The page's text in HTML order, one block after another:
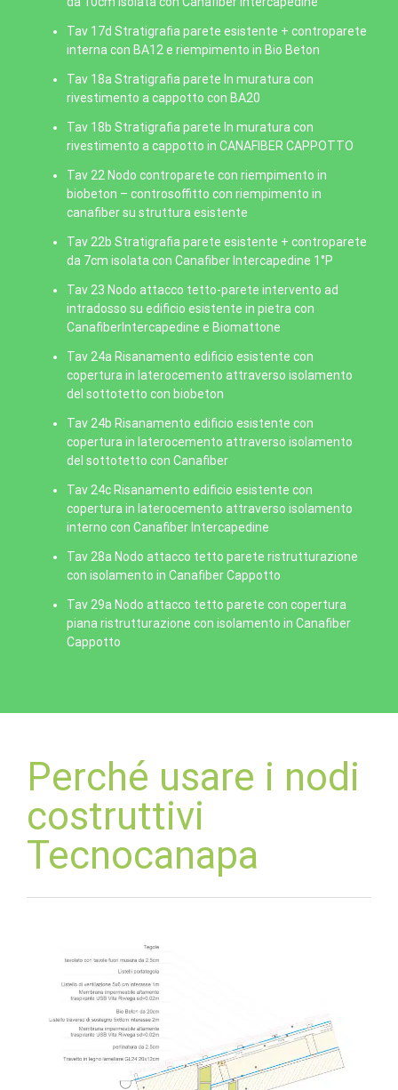
Tav 17d Stratigrafia parete esistente + controparete
interna con BA12 e riempimento in Bio Beton
Tav 18a Stratigrafia parete In muratura con
rivestimento a cappotto con BA20
Tav 18b Stratigrafia parete In muratura con
rivestimento a cappotto in CANAFIBER CAPPOTTO
Tav 22 Nodo controparete con riempimento in
biobeton – controsoffitto con riempimento in
canafiber su struttura esistente
Tav 22b Stratigrafia parete esistente + controparete
da 7cm isolata con Canafiber Intercapedine 1°P
Tav 23 Nodo attacco tetto-parete intervento ad
intradosso su edificio esistente in pietra con
CanafiberIntercapedine e Biomattone
Tav 24a Risanamento edificio esistente con
copertura in laterocemento attraverso isolamento
del sottotetto con biobeton
Tav 24b Risanamento edificio esistente con
copertura in laterocemento attraverso isolamento
del sottotetto con Canafiber
Tav 24c Risanamento edificio esistente con
copertura in laterocemento attraverso isolamento
interno con Canafiber Intercapedine
Tav 28a Nodo attacco tetto parete ristrutturazione
con isolamento in Canafiber Cappotto
Tav 29a Nodo attacco tetto parete con copertura
piana ristrutturazione con isolamento in Canafiber
Cappotto
Perché usare i nodi
costruttivi
Tecnocanapa